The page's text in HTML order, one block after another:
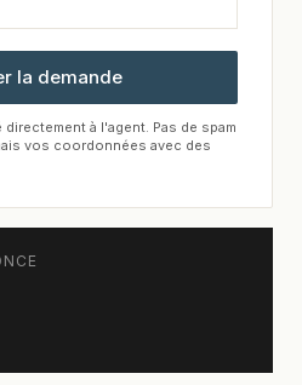
la demande
à l'agent. Pas de spam
vos coordonnées avec des